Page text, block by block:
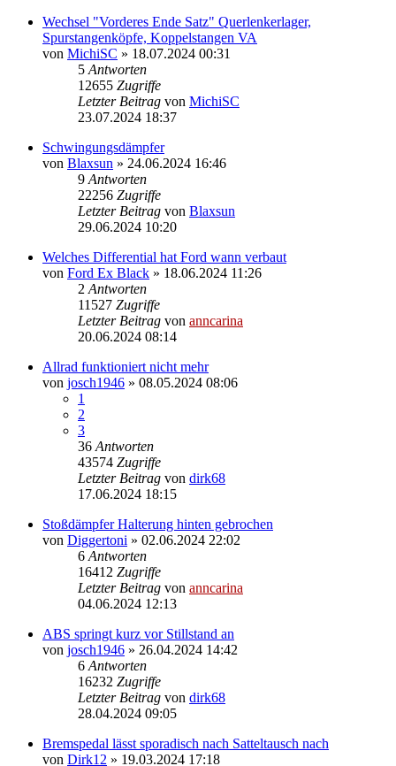
Wechsel "Vorderes Ende Satz" Querlenkerlager,
Spurstangenköpfe, Koppelstangen VA
von MichiSC » 18.07.2024 00:31
5 Antworten
12655 Zugriffe
Letzter Beitrag von MichiSC
23.07.2024 18:37
Schwingungsdämpfer
von Blaxsun » 24.06.2024 16:46
9 Antworten
22256 Zugriffe
Letzter Beitrag von Blaxsun
29.06.2024 10:20
Welches Differential hat Ford wann verbaut
von Ford Ex Black » 18.06.2024 11:26
2 Antworten
11527 Zugriffe
Letzter Beitrag von anncarina
20.06.2024 08:14
Allrad funktioniert nicht mehr
von josch1946 » 08.05.2024 08:06
1
2
3
36 Antworten
43574 Zugriffe
Letzter Beitrag von dirk68
17.06.2024 18:15
Stoßdämpfer Halterung hinten gebrochen
von Diggertoni » 02.06.2024 22:02
6 Antworten
16412 Zugriffe
Letzter Beitrag von anncarina
04.06.2024 12:13
ABS springt kurz vor Stillstand an
von josch1946 » 26.04.2024 14:42
6 Antworten
16232 Zugriffe
Letzter Beitrag von dirk68
28.04.2024 09:05
Bremspedal lässt sporadisch nach Satteltausch nach
von Dirk12 » 19.03.2024 17:18